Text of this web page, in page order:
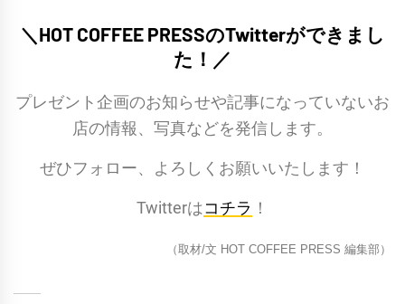
＼HOT COFFEE PRESSのTwitterができまし
た！／
プレゼント企画のお知らせや記事になっていないお
店の情報、写真などを発信します。
ぜひフォロー、よろしくお願いいたします！
Twitterはコチラ ！
（取材/文 HOT COFFEE PRESS 編集部）